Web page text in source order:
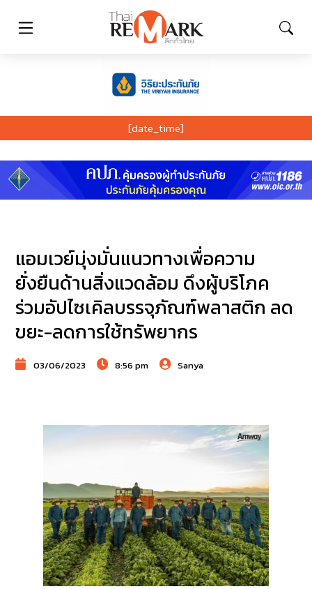
[date_time]
แอมเวย์มุ่งมั่นแนวทางเพื่อความ
ยั่งยืนด้านสิ่งแวดล้อม ดึงผู้บริโภค
ร่วมอัปไซเคิลบรรจุภัณฑ์พลาสติก ลด
ขยะ-ลดการใช้ทรัพยากร
03/06/2023 8:56 pm Sanya